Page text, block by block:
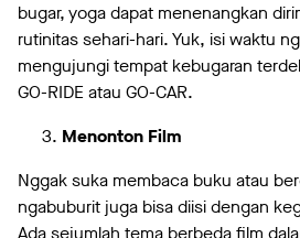
bugar, yoga dapat menenangkan
rutinitas sehari-hari. Yuk, isi waktu
mengujungi tempat kebugaran
GO-RIDE atau GO-CAR.
Menonton Film
Nggak suka membaca buku atau
ngabuburit juga bisa diisi dengan